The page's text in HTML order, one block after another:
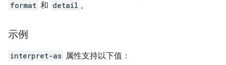
format 和 detail 。
示例
interpret-as 属性支持以下值：